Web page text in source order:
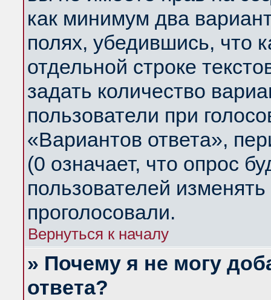
как минимум два
полях, убедившись, что
отдельной строке
задать количество
пользователи при
«Вариантов ответа»,
(0 означает, что опрос
пользователей
проголосовали.
Вернуться к началу
» Почему я не могу
ответа?